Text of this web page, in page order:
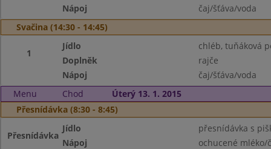
Nápoj
čaj/šťáva/voda
Svačina (14:30 - 14:45)
1
Jídlo
chléb, tuňáková
Doplněk
rajče
Nápoj
čaj/šťáva/voda
Menu
Chod
Úterý 13. 1. 2015
Přesnídávka (8:30 - 8:45)
Přesnídávka
Jídlo
přesnídávka s
Nápoj
ochucené mléko/